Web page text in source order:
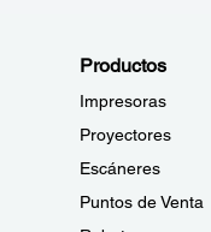
Productos
Impresoras
Proyectores
Escáneres
Puntos de Venta